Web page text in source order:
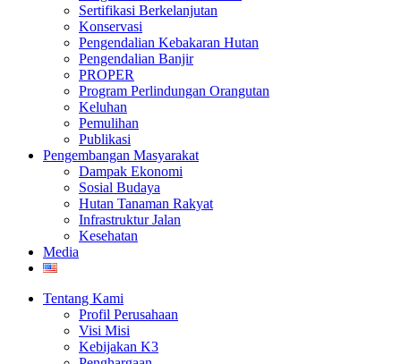
Sertifikasi Berkelanjutan
Konservasi
Pengendalian Kebakaran Hutan
Pengendalian Banjir
PROPER
Program Perlindungan Orangutan
Keluhan
Pemulihan
Publikasi
Pengembangan Masyarakat
Dampak Ekonomi
Sosial Budaya
Hutan Tanaman Rakyat
Infrastruktur Jalan
Kesehatan
Media
Tentang Kami
Profil Perusahaan
Visi Misi
Kebijakan K3